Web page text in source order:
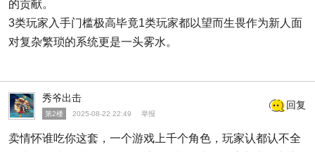
的贡献。
3类玩家入手门槛极高毕竟1类玩家都以望而生畏作为新人面
对复杂繁琐的系统更是一头雾水。
秀爷出击
第2楼 2025-08-22 22:49 举报
回复
卖情怀谁吃你这套，一个游戏上千个角色，玩家认都认不全